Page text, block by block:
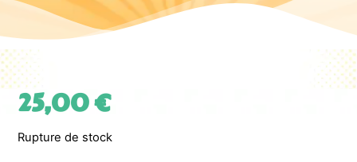
25,00€
Rupture de stock